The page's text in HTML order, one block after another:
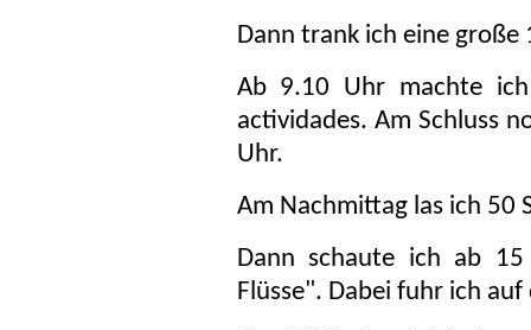
Dann trank ich eine große
Ab 9.10 Uhr machte
actividades. Am Schluss
Uhr.
Am Nachmittag las ich 50
Dann schaute ich ab
Flüsse". Dabei fuhr ich